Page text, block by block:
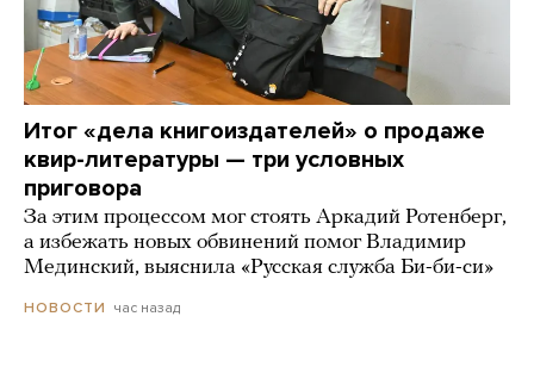
Итог «дела книгоиздателей» о продаже
квир-литературы — три условных
приговора
За этим процессом мог стоять Аркадий Ротенберг,
а избежать новых обвинений помог Владимир
Мединский, выяснила «Русская служба Би-би-си»
НОВОСТИ час назад